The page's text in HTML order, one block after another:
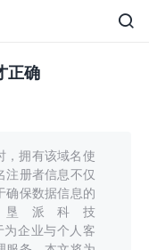

正确
，拥有该域名使
注册者信息不仅
确保数据信息的
派科技
为企业与个人客